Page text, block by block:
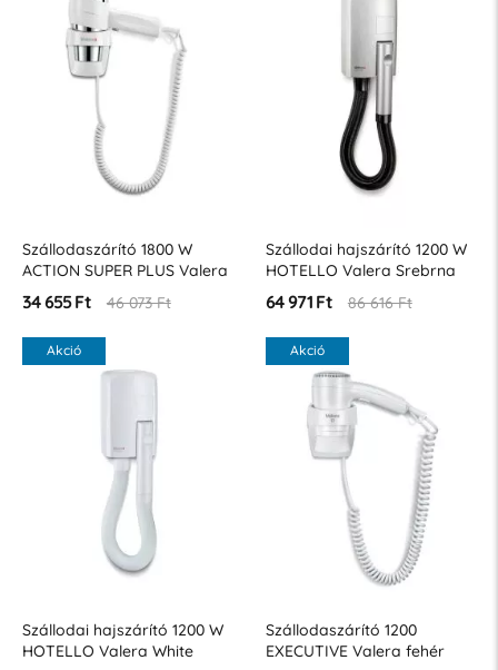
Szállodaszárító 1800 W
ACTION SUPER PLUS Valera
White
34 655 Ft 46 073 Ft
Szállodai hajszárító 1200 W
HOTELLO Valera Srebrna
64 971 Ft 86 616 Ft
Akció
Szállodai hajszárító 1200 W
HOTELLO Valera White
Akció
Szállodaszárító 1200
EXECUTIVE Valera fehér